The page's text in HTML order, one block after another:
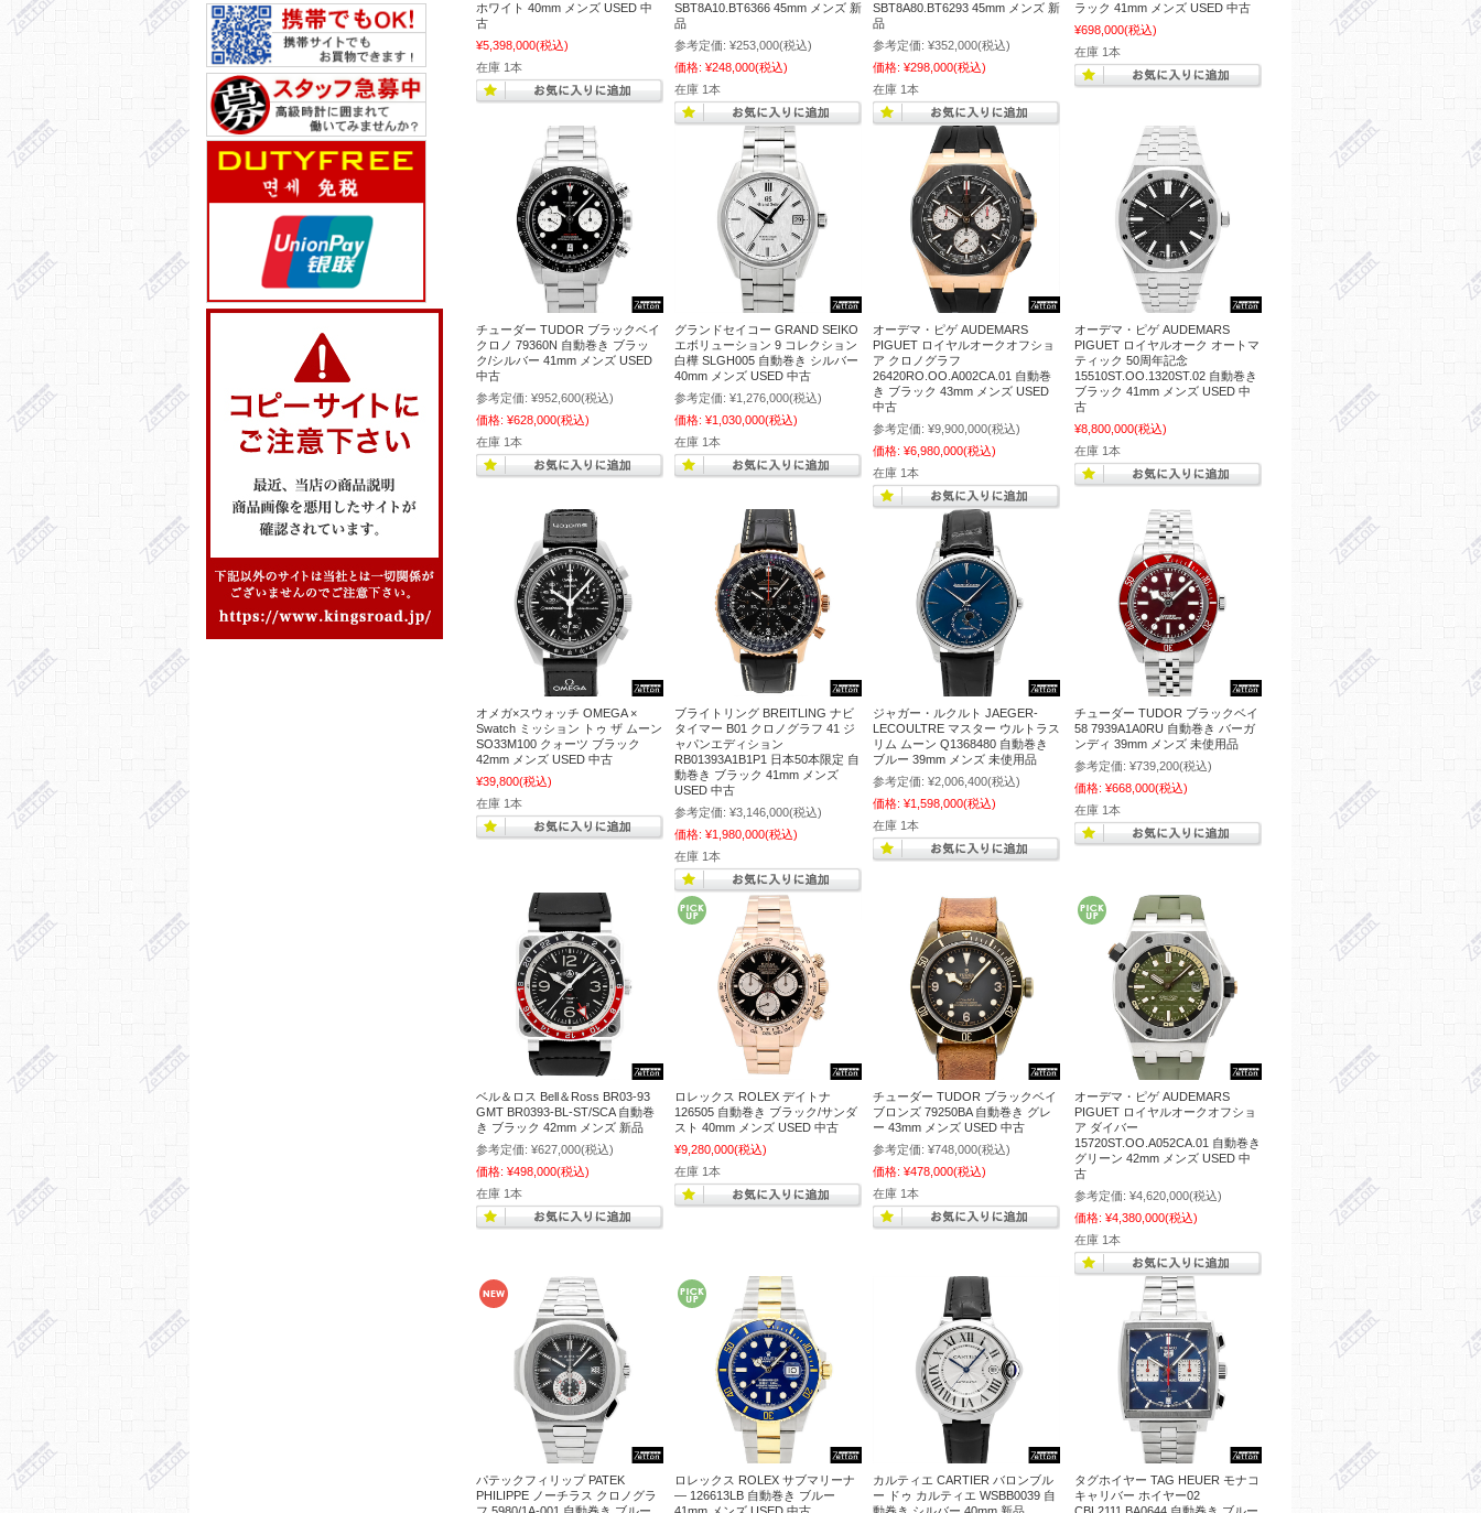
ホワイト 40mm メンズ USED 中
古
¥5,398,000(税込)
在庫 1本
SBT8A10.BT6366 45mm メンズ 新
品
参考定価: ¥253,000(税込)
価格: ¥248,000(税込)
在庫 1本
SBT8A80.BT6293 45mm メンズ 新
品
参考定価: ¥352,000(税込)
価格: ¥298,000(税込)
在庫 1本
ラック 41mm メンズ USED 中古
¥698,000(税込)
在庫 1本
チューダー TUDOR ブラックベイ
クロノ 79360N 自動巻き ブラッ
ク/シルバー 41mm メンズ USED
中古
参考定価: ¥952,600(税込)
価格: ¥628,000(税込)
在庫 1本
グランドセイコー GRAND SEIKO
エボリューション 9 コレクション
白樺 SLGH005 自動巻き シルバー
40mm メンズ USED 中古
参考定価: ¥1,276,000(税込)
価格: ¥1,030,000(税込)
在庫 1本
オーデマ・ピゲ AUDEMARS
PIGUET ロイヤルオークオフショ
ア クロノグラフ
26420RO.OO.A002CA.01 自動巻
き ブラック 43mm メンズ USED
中古
参考定価: ¥9,900,000(税込)
価格: ¥6,980,000(税込)
在庫 1本
オーデマ・ピゲ AUDEMARS
PIGUET ロイヤルオーク オートマ
ティック 50周年記念
15510ST.OO.1320ST.02 自動巻き
ブラック 41mm メンズ USED 中
古
¥8,800,000(税込)
在庫 1本
オメガ×スウォッチ OMEGA ×
Swatch ミッション トゥ ザ ムーン
SO33M100 クォーツ ブラック
42mm メンズ USED 中古
¥39,800(税込)
在庫 1本
ブライトリング BREITLING ナビ
タイマー B01 クロノグラフ 41 ジ
ャパンエディション
RB01393A1B1P1 日本50本限定 自
動巻き ブラック 41mm メンズ
USED 中古
参考定価: ¥3,146,000(税込)
価格: ¥1,980,000(税込)
在庫 1本
ジャガー・ルクルト JAEGER-
LECOULTRE マスター ウルトラス
リム ムーン Q1368480 自動巻き
ブルー 39mm メンズ 未使用品
参考定価: ¥2,006,400(税込)
価格: ¥1,598,000(税込)
在庫 1本
チューダー TUDOR ブラックベイ
58 7939A1A0RU 自動巻き バーガ
ンディ 39mm メンズ 未使用品
参考定価: ¥739,200(税込)
価格: ¥668,000(税込)
在庫 1本
ベル＆ロス Bell＆Ross BR03-93
GMT BR0393-BL-ST/SCA 自動巻
き ブラック 42mm メンズ 新品
参考定価: ¥627,000(税込)
価格: ¥498,000(税込)
在庫 1本
ロレックス ROLEX デイトナ
126505 自動巻き ブラック/サンダ
スト 40mm メンズ USED 中古
¥9,280,000(税込)
在庫 1本
チューダー TUDOR ブラックベイ
ブロンズ 79250BA 自動巻き グレ
ー 43mm メンズ USED 中古
参考定価: ¥748,000(税込)
価格: ¥478,000(税込)
在庫 1本
オーデマ・ピゲ AUDEMARS
PIGUET ロイヤルオークオフショ
ア ダイバー
15720ST.OO.A052CA.01 自動巻き
グリーン 42mm メンズ USED 中
古
参考定価: ¥4,620,000(税込)
価格: ¥4,380,000(税込)
在庫 1本
パテックフィリップ PATEK
PHILIPPE ノーチラス クロノグラ
ロレックス ROLEX サブマリーナ
― 126613LB 自動巻き ブルー
カルティエ CARTIER バロンブル
ー ドゥ カルティエ WSBB0039 自
タグホイヤー TAG HEUER モナコ
キャリバー ホイヤー02